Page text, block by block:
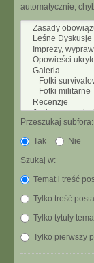
automatycznie,
Przeszukaj subfora:
Tak
Nie
Szukaj w:
Temat i treść
Tylko treść posta
Tylko tytuły
Tylko pierwszy